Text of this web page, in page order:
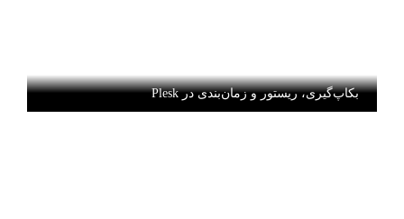
بکاپ‌گیری، ریستور و زمان‌بندی در Plesk